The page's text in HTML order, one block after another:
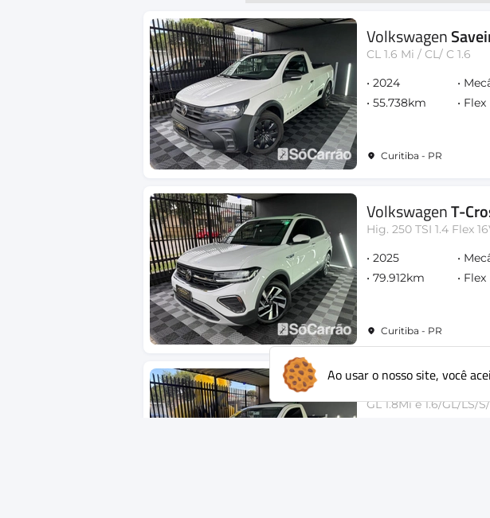
Volkswagen
CL 1.6 Mi / CL/ C 1.6
2024
55.738km
Flex
Curitiba - PR
VolkswagenT-
Hig. 250 TSI 1.4 Flex
2025
79.912km
Flex
Curitiba - PR
Volkswagen
GL 1.8Mi e 1.6/GL/LS/
Ao usar o nosso site, você